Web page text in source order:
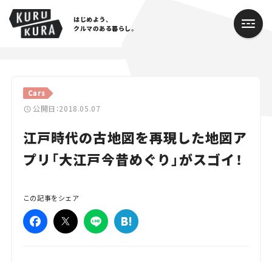
はじめよう、
クルマのある暮らし。
Cars
公開日：2018.05.07
江戸時代の古地図を再現した地図ア
プリ「大江戸今昔めぐり」がスゴイ！
この記事をシェア
Cars
Lifestyle
Traffic
Special
Series